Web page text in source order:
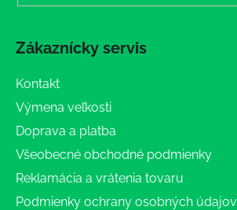
Zákaznícky servis
Kontakt
Výmena veľkosti
Doprava a platba
Všeobecné obchodné podmienky
Reklamácia a vrátenia tovaru
Podmienky ochrany osobných údajov